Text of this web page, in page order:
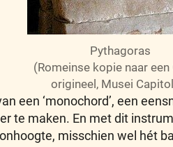
Pythagoras
(Romeinse kopie naar een
origineel, Musei
een ‘monochord’, een
te maken. En met dit
misschien wel hét